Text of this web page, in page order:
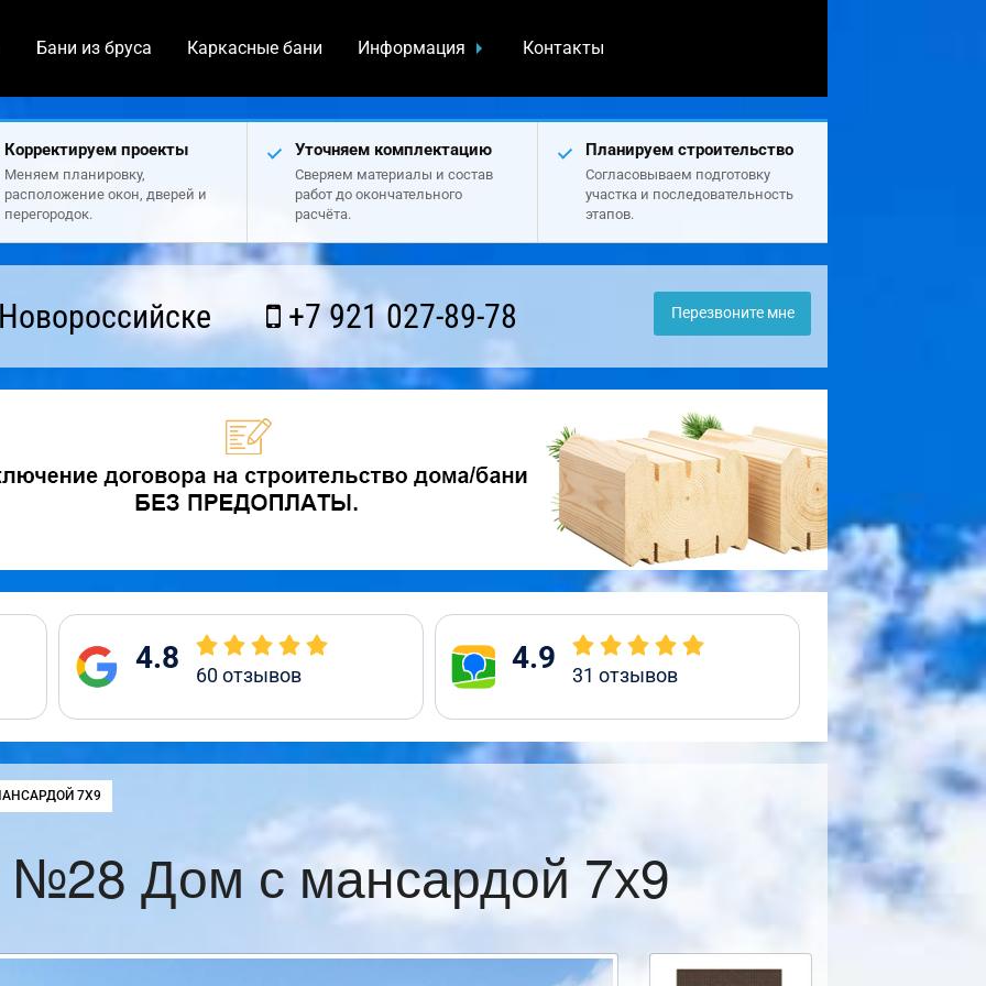
Бани из бруса Каркасные бани Информация Контакты
Корректируем проекты
Меняем планировку,
расположение окон, дверей и
перегородок.
Уточняем комплектацию
Сверяем материалы и состав
работ до окончательного
расчёта.
Планируем строительство
Согласовываем подготовку
участка и последовательность
этапов.
+7 921 027-89-78 Перезвоните мне
4.8 60отзывов 4.9 31 отзывов
7Х9
№28 Дом с мансардой 7х9